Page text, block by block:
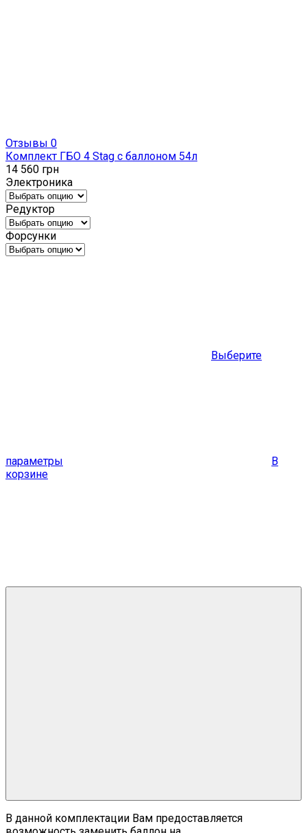
Отзывы 0
Комплект ГБО 4 Stag с баллоном 54л
14 560 грн
Электроника
Редуктор
Форсунки
Выберите
параметры
В
корзине
В данной комплектации Вам предоставляется